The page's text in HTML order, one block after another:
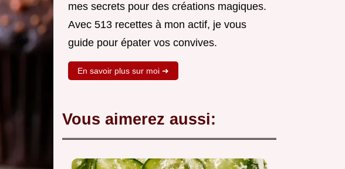
mes secrets pour des créations magiques.
Avec 513 recettes à mon actif, je vous
guide pour épater vos convives.
En savoir plus sur moi ➜
Vous aimerez aussi: